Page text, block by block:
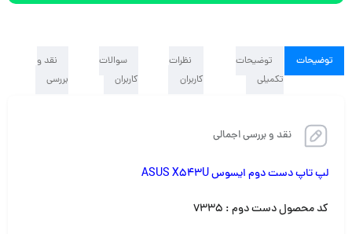
توضیحات
توضیحات
تکمیلی
نظرات
کاربران
سوالات
کاربران
نقد و
بررسی
نقد و بررسی اجمالی
لپ تاپ دست دوم ایسوس ASUS X543U
کد محصول دست دوم: ۷۳۳۵